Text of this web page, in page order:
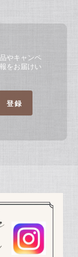
やキャンペ
をお届けい
登録